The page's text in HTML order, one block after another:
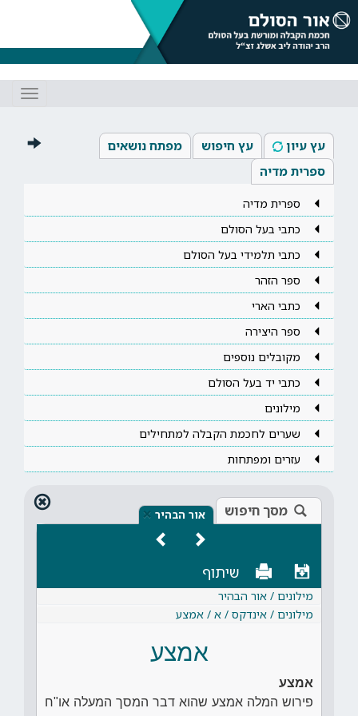
עץ עיון עץ חיפוש
מפתח נושאים
ספרית מדיה
ספרית מדיה
כתבי בעל הסולם
כתבי תלמידי בעל הסולם
ספר הזהר
כתבי הארי
ספר היצירה
מקובלים נוספים
כתבי יד בעל הסולם
מילונים
שערים לחכמת הקבלה למתחילים
עזרים ומפתחות
מסך חיפוש אור הבהיר ×
שיתוף
מילונים / אור הבהיר
מילונים / אינדקס / א / אמצע
אמצע
אמצע
פירוש המלה אמצע שהוא דבר המסך המעלה או"ח